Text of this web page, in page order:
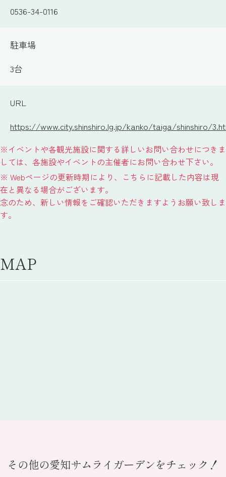
0536-34-0116
駐車場
3台
URL
https://www.city.shinshiro.lg.jp/kanko/taiga/shinshiro/
※イベントや各観光施設に関する詳しいお問い合わせにつきま
しては、各施設やイベントの主催者にお問い合わせ下さい。
※ Webページの更新時期により、こちらに記載した内容は現
在と異なる場合がございます。
念のため、新しい情報をご確認いただきますようお願い致しま
す。
MAP
その他の愛知サムライガーデンをチェック！